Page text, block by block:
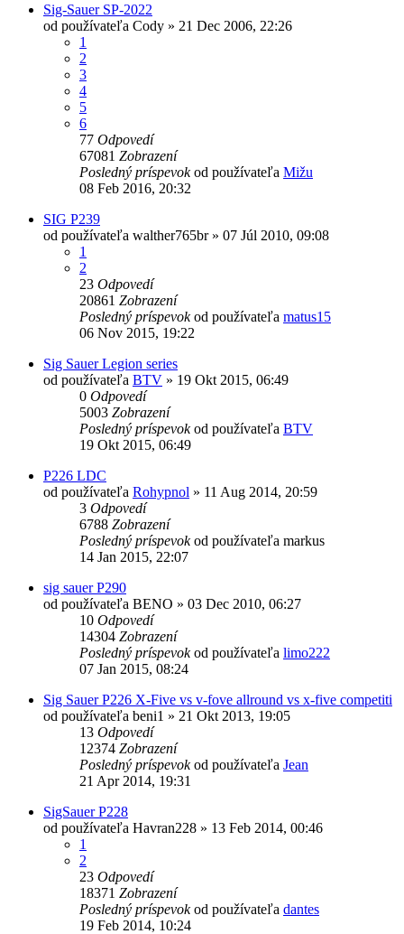
Sig-Sauer SP-2022
od používateľa Cody » 21 Dec 2006, 22:26
1
2
3
4
5
6
77 Odpovedí
67081 Zobrazení
Posledný príspevokod používateľa Mižu
08 Feb 2016, 20:32
SIG P239
od používateľa walther765br» 07 Júl 2010, 09:08
1
2
23 Odpovedí
20861 Zobrazení
Posledný príspevokod používateľa matus15
06 Nov 2015, 19:22
Sig Sauer Legion series
od používateľa BTV » 19 Okt 2015, 06:49
0 Odpovedí
5003 Zobrazení
Posledný príspevokod používateľa BTV
19 Okt 2015, 06:49
P226 LDC
od používateľa Rohypnol » 11 Aug 2014, 20:59
3 Odpovedí
6788 Zobrazení
Posledný príspevokod používateľa markus
14 Jan 2015, 22:07
sig sauer P290
od používateľa BENO » 03 Dec 2010, 06:27
10 Odpovedí
14304 Zobrazení
Posledný príspevokod používateľa limo222
07 Jan 2015, 08:24
Sig Sauer P226 X-Five vs v-fove allround vs x-five competiti
od používateľa beni1 » 21 Okt 2013, 19:05
13 Odpovedí
12374 Zobrazení
Posledný príspevokod používateľa Jean
21 Apr 2014, 19:31
SigSauer P228
od používateľa Havran228 » 13 Feb 2014, 00:46
1
2
23 Odpovedí
18371 Zobrazení
Posledný príspevokod používateľa dantes
19 Feb 2014, 10:24